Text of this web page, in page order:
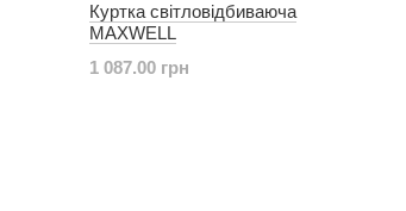
Куртка світловідбиваюча
MAXWELL
1 087.00 грн